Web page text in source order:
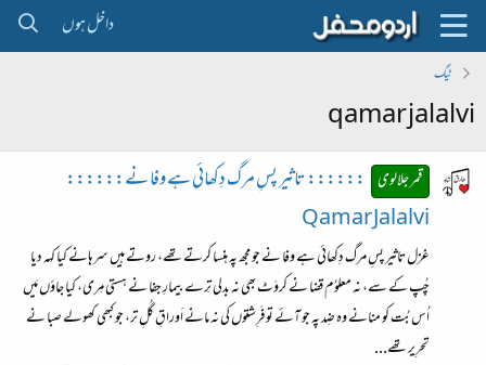
داخل ہوں
ٹیگ
qamar jalalvi
قمر جلالوی :::::: تاثیر پسِ مرگ دِکھائی ہے وفا نے::::::
Qamar Jalalvi
غزل تاثیر پسِ مرگ دِکھائی ہے وفا نے جو مجھ پہ ہنسا کرتے تھے، روتے ہیں سرہانے کیا کہہ دیا
چُپ کے سے، نہ معلوُم قضا نے کروَٹ بھی نہ بدلی تِرے بیمارِ جفا نے ہستی مِری، کیا جاؤں مَیں
اُس بُت کو منانے وہ ضِد پہ جو آئے تو فَرِشتوں کی نہ مانے اَوراقِ گُلِ تر، جو کبھی کھولے صبا نے
تحرِیر تھے...